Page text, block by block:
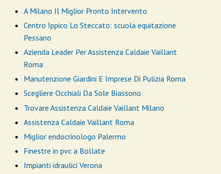
A Milano Il Miglior Pronto Intervento
Centro Ippico Lo Steccato: scuola equitazione
Pessano
Azienda Leader Per Assistenza Caldaie Vaillant
Roma
Manutenzione Giardini E Imprese Di Pulizia Roma
Scegliere Occhiali Da Sole Biassono
Trovare Assistenza Caldaie Vaillant Milano
Assistenza Caldaie Vaillant Roma
Miglior endocrinologo Palermo
Finestre in pvc a Bollate
Impianti idraulici Verona